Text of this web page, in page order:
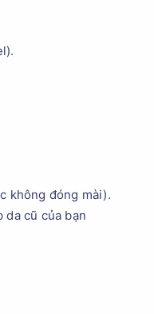
không đóng mài).
cũ của bạn